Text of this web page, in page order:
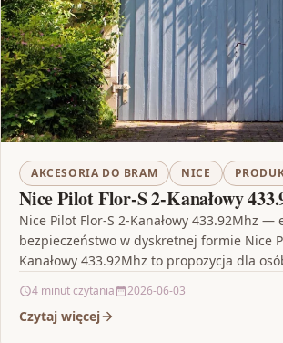
AKCESORIA DO BRAM NICE
Nice Pilot Flor-S 2-Kanałowy
Nice Pilot Flor-S 2-Kanałowy 433.92Mhz —
bezpieczeństwo w dyskretnej formie Nice
Kanałowy 433.92Mhz to propozycja dla
4 minut czytania 2026-06-03
Czytaj więcej